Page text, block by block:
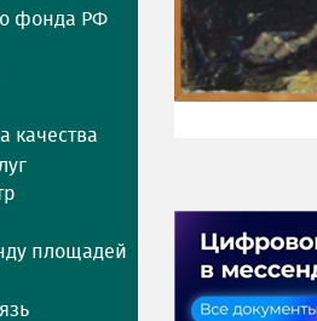
фонда РФ
качества
площадей